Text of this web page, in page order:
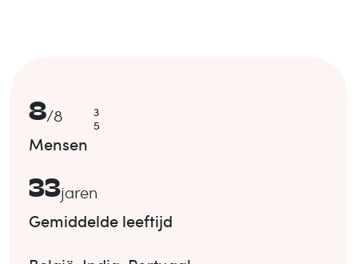
8/8
3
5
Mensen
33jaren
Gemiddelde leeftijd